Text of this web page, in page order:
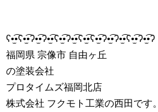
ʕ•̫͡•ʕ•̫͡•ʔ•̫͡•ʔ•̫͡•ʕ•̫͡•ʔ•̫͡•ʕ•̫͡•ʕ•̫͡•ʔ•̫͡•ʔ•̫͡•ʕ•̫͡•ʔ•̫͡•ʔ
福岡県 宗像市 自由ヶ丘
の塗装会社
プロタイムズ福岡北店
株式会社 フクモト工業の西田です。